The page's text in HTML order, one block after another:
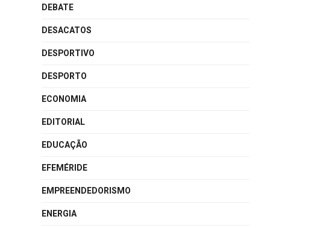
DEBATE
DESACATOS
DESPORTIVO
DESPORTO
ECONOMIA
EDITORIAL
EDUCAÇÃO
EFEMÉRIDE
EMPREENDEDORISMO
ENERGIA